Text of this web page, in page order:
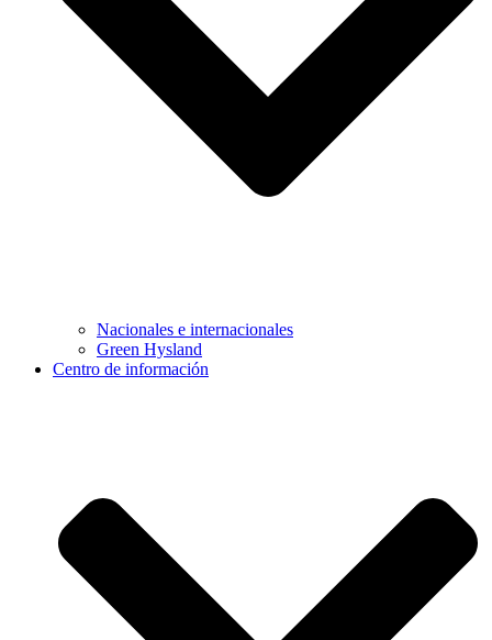
Nacionales e internacionales
Green Hysland
Centro de información